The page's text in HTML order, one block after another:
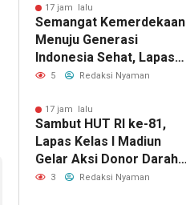
Beragam Lomba Sambut
HUT RI ke-81
17 jam lalu
Semangat Kemerdekaan
Menuju Generasi
Indonesia Sehat, Lapas
Kelas I Madiun Bersama
Gelar Tracing TB
Terintegrasi dan Cek
Kesehatan Gratis bagi
Warga Binaan
5 Redaksi Nyaman
17 jam lalu
Sambut HUT RI ke-81,
Lapas Kelas I Madiun
Gelar Aksi Donor Darah,
Wujud Nyata Kepedulian
3 Redaksi Nyaman